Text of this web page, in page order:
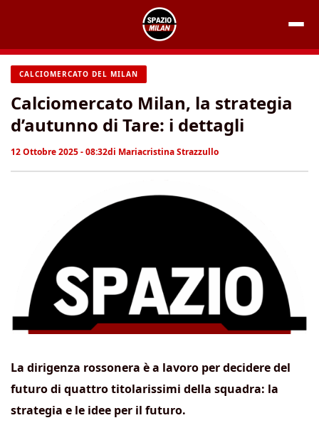
contenuto
CALCIOMERCATO DEL MILAN
Calciomercato Milan, la strategia
d’autunno di Tare: i dettagli
12 Ottobre 2025 - 08:32di Mariacristina Strazzullo
La dirigenza rossonera è a lavoro per decidere del
futuro di quattro titolarissimi della squadra: la
strategia e le idee per il futuro.